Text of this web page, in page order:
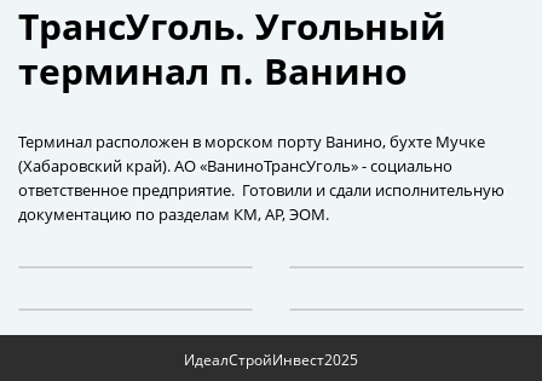
ТрансУголь. Угольный
терминал п. Ванино
Терминал расположен в морском порту Ванино, бухте Мучке
(Хабаровский край). АО «ВаниноТрансУголь» - социально
ответственное предприятие. Готовили и сдали исполнительную
документацию по разделам КМ, АР, ЭОМ.
ИдеалСтройИнвест2025